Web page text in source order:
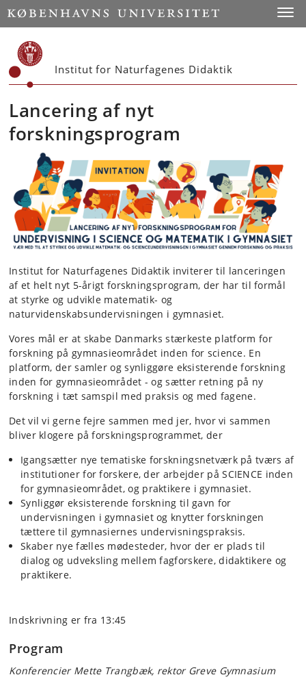
Start
Institut for Naturfagenes Didaktik
Lancering af nyt
forskningsprogram
Institut for Naturfagenes Didaktik inviterer til lanceringen
af et helt nyt 5-årigt forskningsprogram, der har til formål
at styrke og udvikle matematik- og
naturvidenskabsundervisningen i gymnasiet.
Vores mål er at skabe Danmarks stærkeste platform for
forskning på gymnasieområdet inden for science. En
platform, der samler og synliggøre eksisterende forskning
inden for gymnasieområdet - og sætter retning på ny
forskning i tæt samspil med praksis og med fagene.
Det vil vi gerne fejre sammen med jer, hvor vi sammen
bliver klogere på forskningsprogrammet, der
Igangsætter nye tematiske forskningsnetværk på tværs af
institutioner for forskere, der arbejder på SCIENCE inden
for gymnasieområdet, og praktikere i gymnasiet.
Synliggør eksisterende forskning til gavn for
undervisningen i gymnasiet og knytter forskningen
tættere til gymnasiernes undervisningspraksis.
Skaber nye fælles mødesteder, hvor der er plads til
dialog og udveksling mellem fagforskere, didaktikere og
praktikere.
Indskrivning er fra 13:45
Program
Konferencier Mette Trangbæk, rektor Greve Gymnasium